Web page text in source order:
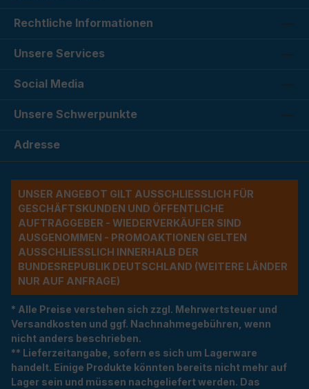
Rechtliche Informationen
Unsere Services
Social Media
Unsere Schwerpunkte
Adresse
UNSER ANGEBOT GILT AUSSCHLIESSLICH FÜR G
ESCHÄFTSKUNDEN UND ÖFFENTLICHE A
UFTRAGGEBER - WIEDERVERKÄUFER SIND A
USGENOMMEN - PROMOAKTIONEN GELTEN A
USSCHLIESSLICH INNERHALB DER BU
NDESREPUBLIK DEUTSCHLAND (WEITERE LÄNDER NU
R AUF ANFRAGE)
* Alle Preise verstehen sich zzgl. Mehrwertsteuer und
Versandkosten und ggf. Nachnahmegebühren, wenn
nicht anders beschrieben.
** Lieferzeitangabe, sofern es sich um Lagerware
handelt. Einige Produkte könnten bereits nicht mehr auf
Lager sein und müssen nachgeliefert werden. Das